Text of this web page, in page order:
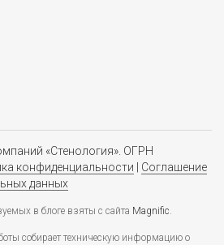
«Стенология». ОГРН
конфиденциальности
Соглашение
данных
в блоге взяты с сайта Magnific.
собирает техническую информацию о